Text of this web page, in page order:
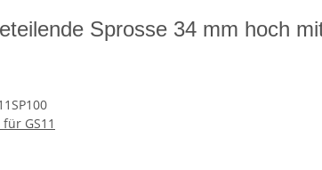
Sprosse 34 mm hoch
GS11